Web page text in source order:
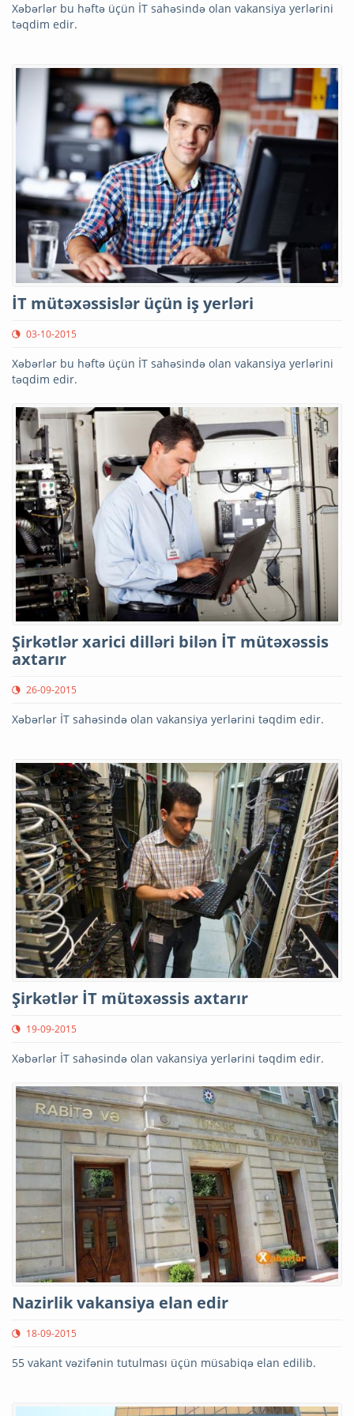
Xəbərlər bu həftə üçün İT sahəsində olan vakansiya yerlərini
təqdim edir.
İT mütəxəssislər üçün iş yerləri
03-10-2015
Xəbərlər bu həftə üçün İT sahəsində olan vakansiya yerlərini
təqdim edir.
Şirkətlər xarici dilləri bilən İT mütəxəssis
axtarır
26-09-2015
Xəbərlər İT sahəsində olan vakansiya yerlərini təqdim edir.
Şirkətlər İT mütəxəssis axtarır
19-09-2015
Xəbərlər İT sahəsində olan vakansiya yerlərini təqdim edir.
Nazirlik vakansiya elan edir
18-09-2015
55 vakant vəzifənin tutulması üçün müsabiqə elan edilib.